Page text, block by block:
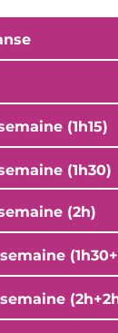
(1h15)
(1h30)
(2h)